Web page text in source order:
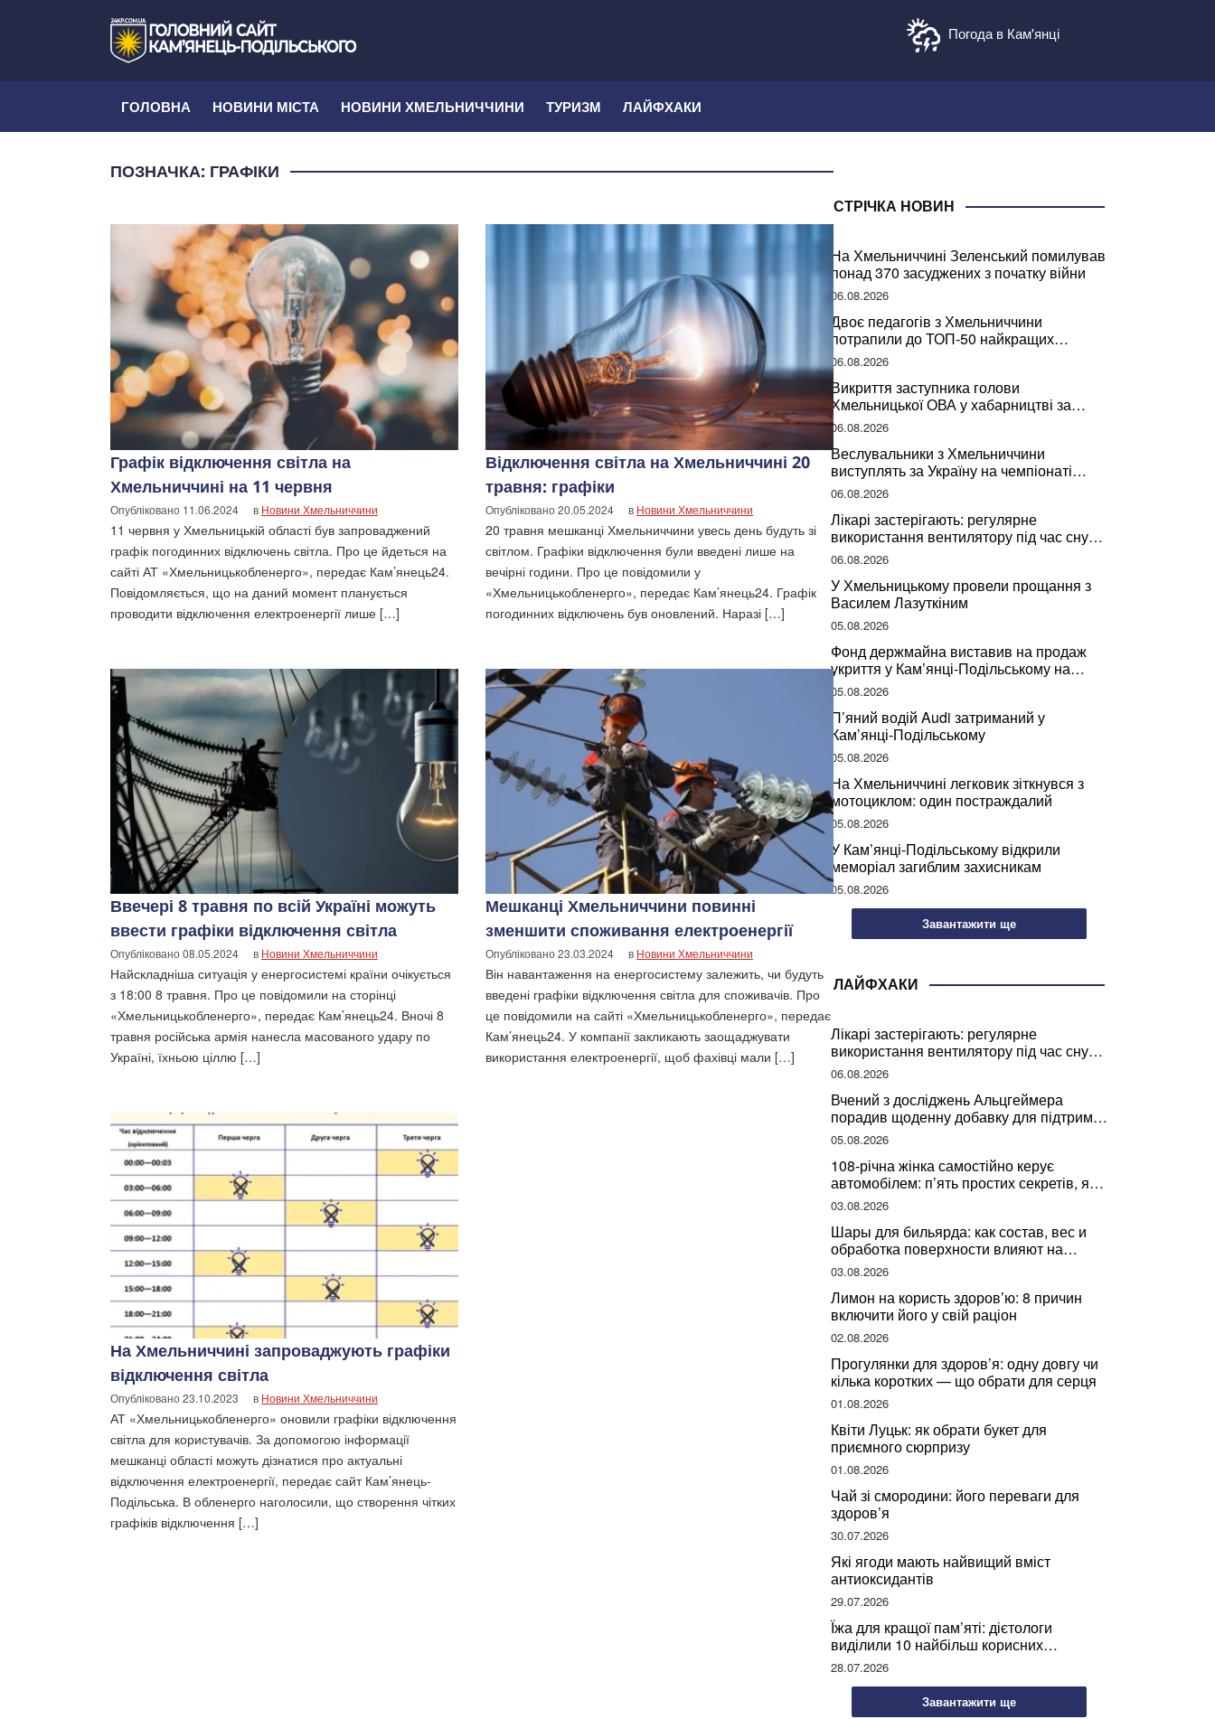
Погода в Кам'янці
ГОЛОВНА НОВИНИ МІСТА НОВИНИ ХМЕЛЬНИЧЧИНИ ТУРИЗМ ЛАЙФХАКИ
ПОЗНАЧКА: ГРАФІКИ
Графік відключення світла на
Хмельниччині на 11 червня
Опубліковано 11.06.2024 в Новини Хмельниччини
11 червня у Хмельницькій області був запроваджений
графік погодинних відключень світла. Про це йдеться на
сайті АТ «Хмельницькобленерго», передає Кам’янець24.
Повідомляється, що на даний момент планується
проводити відключення електроенергії лише […]
Відключення світла на Хмельниччині 20
травня: графіки
Опубліковано20.05.2024 в Новини Хмельниччини
20 травня мешканці Хмельниччини увесь день будуть зі
світлом. Графіки відключення були введені лише на
вечірні години. Про це повідомили у
«Хмельницькобленерго», передає Кам’янець24. Графік
погодинних відключень був оновлений. Наразі […]
Ввечері 8 травня по всій Україні можуть
ввести графіки відключення світла
Опубліковано08.05.2024 в Новини Хмельниччини
Найскладніша ситуація у енергосистемі країни очікується
з 18:00 8 травня. Про це повідомили на сторінці
«Хмельницькобленерго», передає Кам’янець24. Вночі 8
травня російська армія нанесла масованого удару по
Україні, їхньою ціллю […]
Мешканці Хмельниччини повинні
зменшити споживання електроенергії
Опубліковано23.03.2024 в Новини Хмельниччини
Він навантаження на енергосистему залежить, чи будуть
введені графіки відключення світла для споживачів. Про
це повідомили на сайті «Хмельницькобленерго», передає
Кам’янець24. У компанії закликають заощаджувати
використання електроенергії, щоб фахівці мали […]
На Хмельниччині запроваджують графіки
відключення світла
Опубліковано23.10.2023 в Новини Хмельниччини
АТ «Хмельницькобленерго» оновили графіки відключення
світла для користувачів. За допомогою інформації
мешканці області можуть дізнатися про актуальні
відключення електроенергії, передає сайт Кам’янець-
Подільська. В обленерго наголосили, що створення чітких
графіків відключення […]
СТРІЧКА НОВИН
На Хмельниччині Зеленський помилував
понад 370 засуджених з початку війни
06.08.2026
Двоє педагогів з Хмельниччини
потрапили до ТОП-50 найкращих
учителів України
06.08.2026
Викриття заступника голови
Хмельницької ОВА у хабарництві за
підписання контрактів на ремонт доріг
06.08.2026
Веслувальники з Хмельниччини
виступлять за Україну на чемпіонаті
світу
06.08.2026
Лікарі застерігають: регулярне
використання вентилятору під час сну
може негативно вплинути на ваше
здоров’я
06.08.2026
У Хмельницькому провели прощання з
Василем Лазуткіним
05.08.2026
Фонд держмайна виставив на продаж
укриття у Кам’янці-Подільському на
Хмельниччині
05.08.2026
П’яний водій Audi затриманий у
Кам’янці-Подільському
05.08.2026
На Хмельниччині легковик зіткнувся з
мотоциклом: один постраждалий
05.08.2026
У Кам’янці-Подільському відкрили
меморіал загиблим захисникам
05.08.2026
Завантажити ще
ЛАЙФХАКИ
Лікарі застерігають: регулярне
використання вентилятору під час сну
може негативно вплинути на ваше
здоров’я
06.08.2026
Вчений з досліджень Альцгеймера
порадив щоденну добавку для підтримки
мозкової діяльності
05.08.2026
108-річна жінка самостійно керує
автомобілем: п’ять простих секретів, які
допомогли їй дожити до століття
03.08.2026
Шары для бильярда: как состав, вес и
обработка поверхности влияют на
динамику игры
03.08.2026
Лимон на користь здоров’ю: 8 причин
включити його у свій раціон
02.08.2026
Прогулянки для здоров’я: одну довгу чи
кілька коротких — що обрати для серця
01.08.2026
Квіти Луцьк: як обрати букет для
приємного сюрпризу
01.08.2026
Чай зі смородини: його переваги для
здоров’я
30.07.2026
Які ягоди мають найвищий вміст
антиоксидантів
29.07.2026
Їжа для кращої пам’яті: дієтологи
виділили 10 найбільш корисних
продуктів
28.07.2026
Завантажити ще